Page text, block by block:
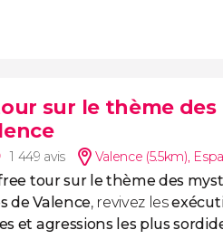
sur le thème
1 449 avis Valence (5.5km),
tour sur le thème des
de Valence, revivez les
et agressions les plus